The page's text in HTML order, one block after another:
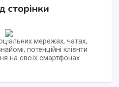
сторінки
мережах, чатах,
потенційні клієнти
на своїх смартфонах.